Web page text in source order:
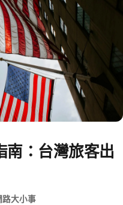
：台灣旅客出
路大小事